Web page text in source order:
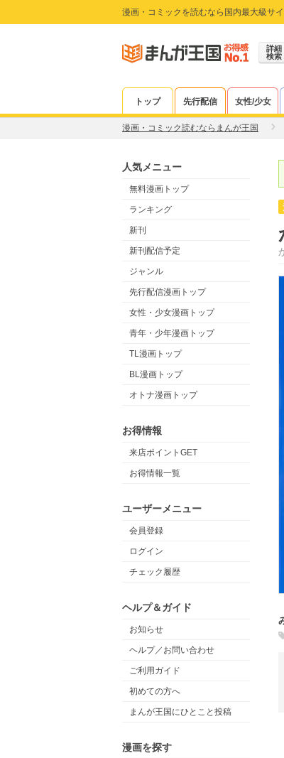
漫画・コミックを読むなら国内最大級サ
詳細
検索
トップ 先行配信 女性/少女
漫画・コミック読むならまんが王国
人気メニュー
無料漫画トップ
ランキング
新刊
新刊配信予定
ジャンル
先行配信漫画トップ
女性・少女漫画トップ
青年・少年漫画トップ
TL漫画トップ
BL漫画トップ
オトナ漫画トップ
お得情報
来店ポイントGET
お得情報一覧
ユーザーメニュー
会員登録
ログイン
チェック履歴
ヘルプ＆ガイド
お知らせ
ヘルプ／お問い合わせ
ご利用ガイド
初めての方へ
まんが王国にひとこと投稿
漫画を探す